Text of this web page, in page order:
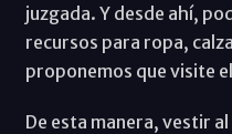
juzgada. Y desde ahí,
recursos para ropa,
proponemos que visite
De esta manera, vestir